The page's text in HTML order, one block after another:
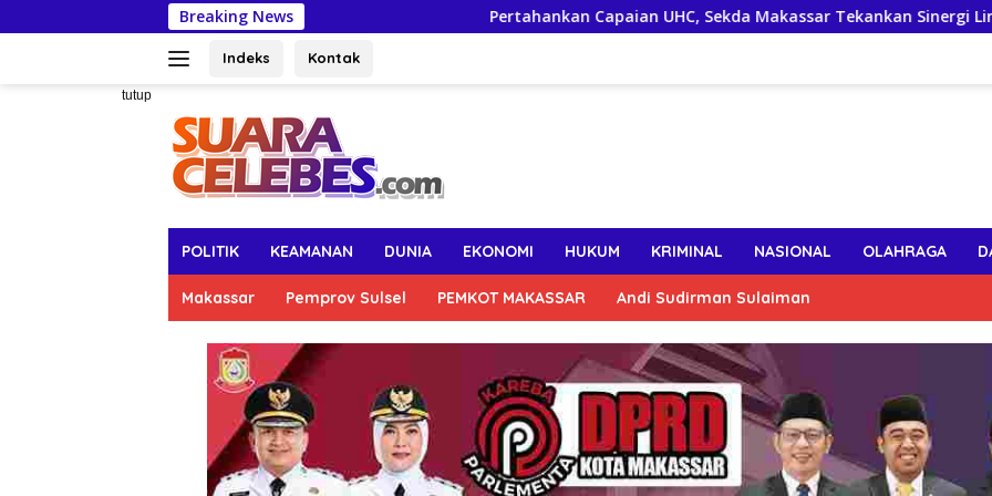
ke
Breaking News Pertahankan Capaian UHC, Sekda Makassar Tekankan Sinergi Lintas OPD Jaga
Indeks Kontak
tutup
POLITIK KEAMANAN DUNIA EKONOMI HUKUM KRIMINAL NASIONAL OLAHRAGA
Makassar Pemprov Sulsel PEMKOT MAKASSAR Andi Sudirman Sulaiman